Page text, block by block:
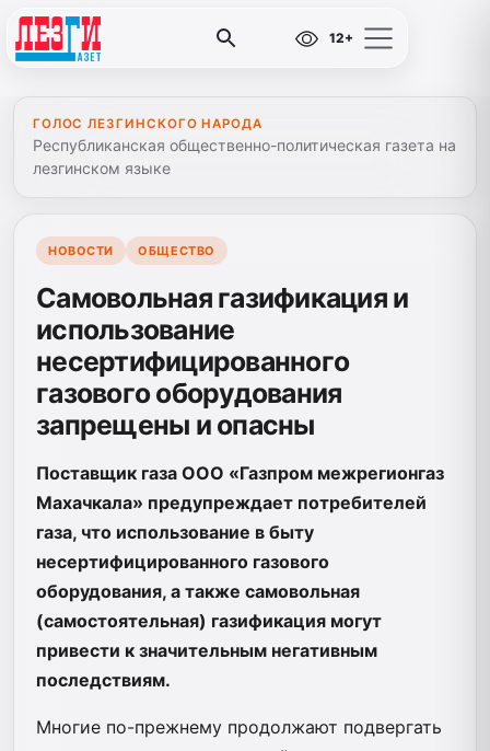
12+
ГОЛОС ЛЕЗГИНСКОГО НАРОДА
Республиканская общественно-политическая газета на
лезгинском языке
НОВОСТИ ОБЩЕСТВО
Самовольная газификация и
использование
несертифицированного
газового оборудования
запрещены и опасны
Поставщик газа ООО «Газпром межрегионгаз
Махачкала» предупреждает потребителей
газа, что использование в быту
несертифицированного газового
оборудования, а также самовольная
(самостоятельная) газификация могут
привести к значительным негативным
последствиям.
Многие по-прежнему продолжают подвергать